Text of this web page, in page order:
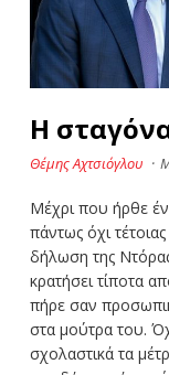
Η
Θέμης Αχτσιόγλου ·
Μέχρι που ήρθε
πάντως όχι
δήλωση της
κρατήσει τίποτα
πήρε σαν
στα μούτρα του.
σχολαστικά τα